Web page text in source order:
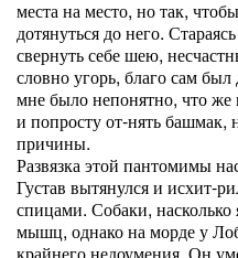
места на место, но так,
дотянуться до него.
свернуть себе шею,
словно угорь, благо сам
мне было непонятно, что же
и попросту от-нять
причины.
Развязка этой пантомимы
Густав вытянулся и исхит-
спицами. Собаки,
мышц, однако на морде у